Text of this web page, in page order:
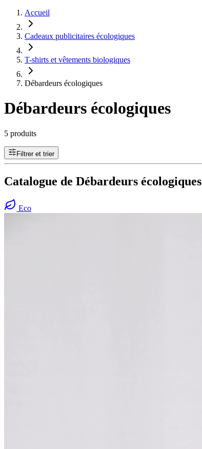
Accueil
Cadeaux publicitaires écologiques
T-shirts et vêtements biologiques
Débardeurs écologiques
Débardeurs écologiques
5 produits
Filtrer et trier
Catalogue de Débardeurs écologiques
Eco